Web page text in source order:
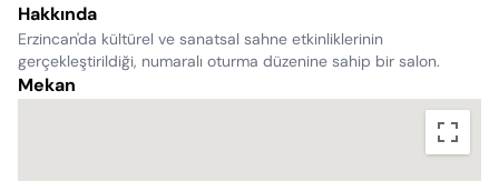
Hakkında
Erzincan'da kültürel ve sanatsal sahne etkinliklerinin
gerçekleştirildiği, numaralı oturma düzenine sahip bir salon.
Mekan